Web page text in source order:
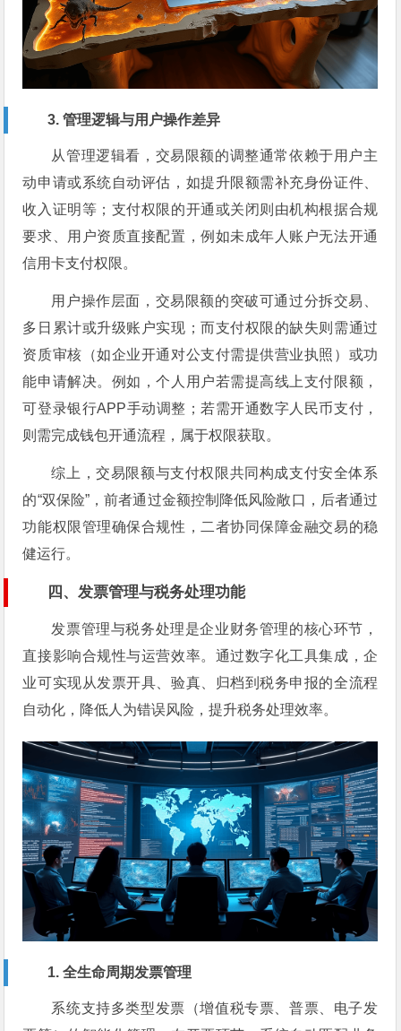
3. 管理逻辑与用户操作差异
从管理逻辑看，交易限额的调整通常依赖于用户主
动申请或系统自动评估，如提升限额需补充身份证件、
收入证明等；支付权限的开通或关闭则由机构根据合规
要求、用户资质直接配置，例如未成年人账户无法开通
信用卡支付权限。
用户操作层面，交易限额的突破可通过分拆交易、
多日累计或升级账户实现；而支付权限的缺失则需通过
资质审核（如企业开通对公支付需提供营业执照）或功
能申请解决。例如，个人用户若需提高线上支付限额，
可登录银行APP手动调整；若需开通数字人民币支付，
则需完成钱包开通流程，属于权限获取。
综上，交易限额与支付权限共同构成支付安全体系
的“双保险”，前者通过金额控制降低风险敞口，后者通过
功能权限管理确保合规性，二者协同保障金融交易的稳
健运行。
四、发票管理与税务处理功能
发票管理与税务处理是企业财务管理的核心环节，
直接影响合规性与运营效率。通过数字化工具集成，企
业可实现从发票开具、验真、归档到税务申报的全流程
自动化，降低人为错误风险，提升税务处理效率。
1. 全生命周期发票管理
系统支持多类型发票（增值税专票、普票、电子发